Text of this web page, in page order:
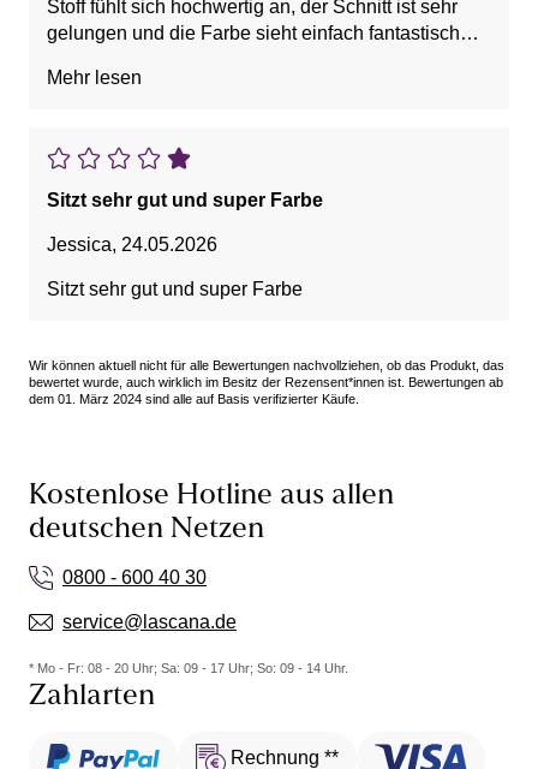
Stoff fühlt sich hochwertig an, der Schnitt ist sehr
gelungen und die Farbe sieht einfach fantastisch
ein schönes Dekolleté.
Ich habe den BH in Größe 85 bestellt und fühlte
mich darin wie eine Presswurst. Das
eingeschnürt. Während es von vorne noch gut
andere als schön.
Maßband nachgemessen. Der Umfang des BHs
beträgt ungedehnt nur etwa 76 cm. Für eine Größe
Natürlich könnte man einen größeren Umfang
bestellen, zum Beispiel Größe 90. Allerdings
verändert sich damit auch die Cupgröße, was die
Suche nach der passenden Passform unnötig
kompliziert macht.
sind fabelhaft. Die Passform des Unterbrustbands
hat mich jedoch leider nicht überzeugt.
Mehr lesen
Sitzt sehr gut und super Farbe
Jessica, 24.05.2026
Sitzt sehr gut und super Farbe
Wir können aktuell nicht für alle Bewertungen nachvollziehen, ob das Produkt, das
bewertet wurde, auch wirklich im Besitz der Rezensent*innen ist. Bewertungen ab
dem 01. März 2024 sind alle auf Basis verifizierter Käufe.
Kostenlose Hotline aus allen
deutschen Netzen
0800 - 600 40 30
service@lascana.de
* Mo - Fr: 08 - 20 Uhr; Sa: 09 - 17 Uhr; So: 09 - 14 Uhr.
Zahlarten
Rechnung **